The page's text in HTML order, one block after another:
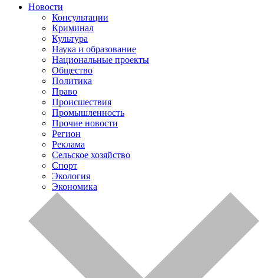
Новости
Консультации
Криминал
Культура
Наука и образование
Национальные проекты
Общество
Политика
Право
Происшествия
Промышленность
Прочие новости
Регион
Реклама
Сельское хозяйство
Спорт
Экология
Экономика